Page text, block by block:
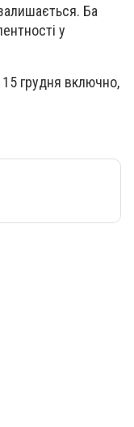
Ба
у
грудня включно,